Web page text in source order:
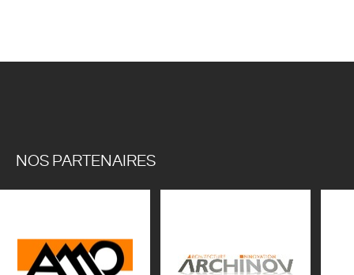
NOS PARTENAIRES